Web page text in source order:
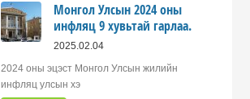
Монгол Улсын 2024 оны
инфляц 9 хувьтай гарлаа.
2025.02.04
2024 оны эцэст Монгол Улсын жилийн
инфляц улсын хэ